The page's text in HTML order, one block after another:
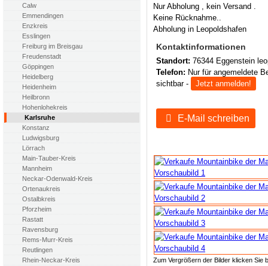
Calw
Emmendingen
Enzkreis
Esslingen
Freiburg im Breisgau
Freudenstadt
Göppingen
Heidelberg
Heidenheim
Heilbronn
Hohenlohekreis
Karlsruhe
Konstanz
Ludwigsburg
Lörrach
Main-Tauber-Kreis
Mannheim
Neckar-Odenwald-Kreis
Ortenaukreis
Ostalbkreis
Pforzheim
Rastatt
Ravensburg
Rems-Murr-Kreis
Reutlingen
Rhein-Neckar-Kreis
Nur Abholung , kein Versand .
Keine Rücknahme..
Abholung in Leopoldshafen
Kontaktinformationen
Standort: 76344 Eggenstein
Telefon: Nur für angemeldete
sichtbar -
Jetzt anmelden!
E-Mail schreiben
Zum Vergrößern der Bilder klicken Sie